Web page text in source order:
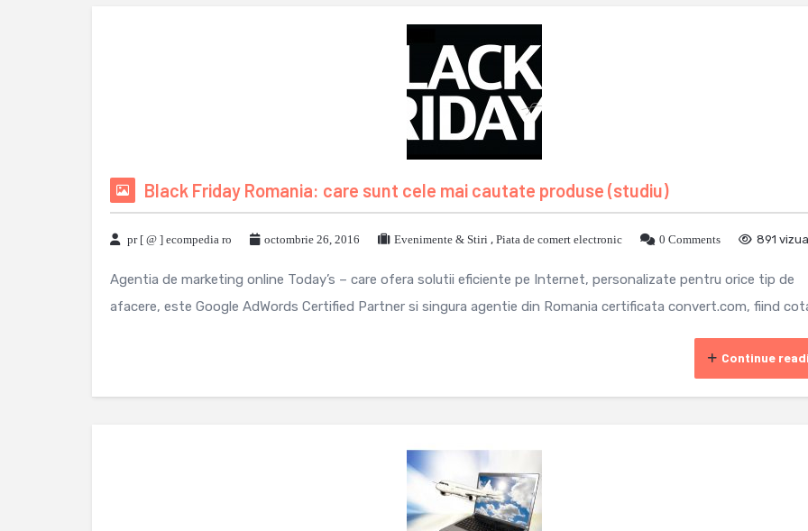
Black Friday Romania: care sunt cele mai cautate produse (studiu)
pr [ @ ] ecompedia ro octombrie 26, 2016 Evenimente & Stiri , Piata de comert electronic 0 Comments 891
Agentia de marketing online Today’s – care ofera solutii eficiente pe Internet, personalizate pentru orice tip de
afacere, este Google AdWords Certified Partner si singura agentie din Romania certificata convert.com, fiind
Continue